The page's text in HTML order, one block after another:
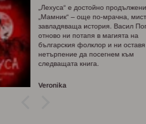
„Лехуса“ е достойно продължение на
„Мамник“ – още по-мрачна, мистична и
завладяваща история. Васил Попов
отново ни потапя в магията на
българския фолклор и ни оставя с
нетърпение да посегнем към
следващата книга.
Veronika